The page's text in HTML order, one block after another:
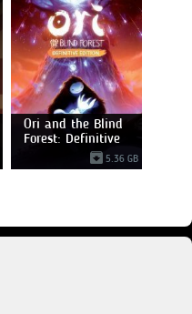
Ori and the Blind
Forest: Definitive
5.36 GB